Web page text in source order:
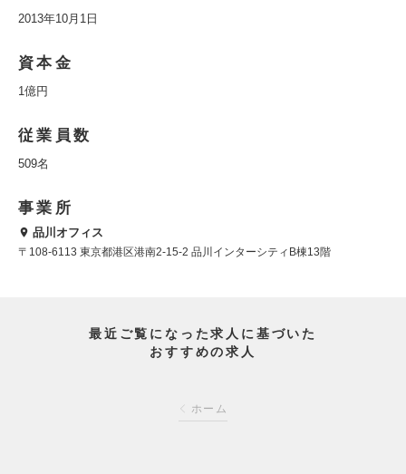
2013年10月1日
資本金
1億円
従業員数
509名
事業所
品川オフィス
〒108-6113 東京都港区港南2-15-2 品川インターシティB棟13階
最近ご覧になった求人に基づいた
おすすめの求人
ホーム